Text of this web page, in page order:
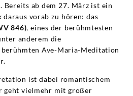
Bereits ab dem 27. März ist ein
daraus vorab zu hören: das
846), eines der berühmtesten
anderem die
Ave-Maria-Meditation
ist dabei romantischem
geht vielmehr mit großer